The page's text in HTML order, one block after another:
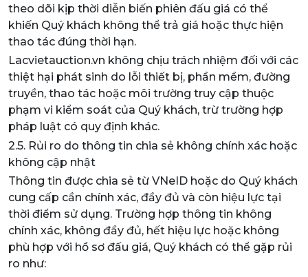
theo dõi kịp thời diễn biến phiên đấu giá có thể
khiến Quý khách không thể trả giá hoặc thực hiện
thao tác đúng thời hạn.
Lacvietauction.vn không chịu trách nhiệm đối với các
thiệt hại phát sinh do lỗi thiết bị, phần mềm, đường
truyền, thao tác hoặc môi trường truy cập thuộc
phạm vi kiểm soát của Quý khách, trừ trường hợp
pháp luật có quy định khác.
2.5. Rủi ro do thông tin chia sẻ không chính xác hoặc
không cập nhật
Thông tin được chia sẻ từ VNeID hoặc do Quý khách
cung cấp cần chính xác, đầy đủ và còn hiệu lực tại
thời điểm sử dụng. Trường hợp thông tin không
chính xác, không đầy đủ, hết hiệu lực hoặc không
phù hợp với hồ sơ đấu giá, Quý khách có thể gặp rủi
ro như: